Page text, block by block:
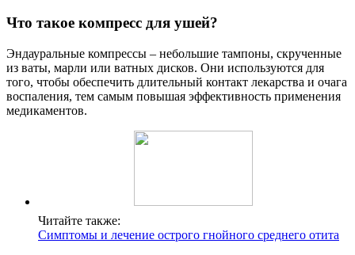
Что такое компресс для ушей?
Эндауральные компрессы – небольшие тампоны, скрученные
из ваты, марли или ватных дисков. Они используются для
того, чтобы обеспечить длительный контакт лекарства и очага
воспаления, тем самым повышая эффективность применения
медикаментов.
Читайте также:
Симптомы и лечение острого гнойного среднего отита